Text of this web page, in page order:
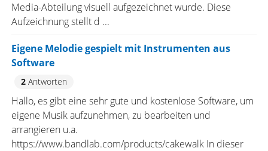
Media-Abteilung visuell aufgezeichnet wurde. Diese
Aufzeichnung stellt d ...
Eigene Melodie gespielt mit Instrumenten aus
Software
2Antworten
Hallo, es gibt eine sehr gute und kostenlose Software, um
eigene Musik aufzunehmen, zu bearbeiten und
arrangieren u.a.
https://www.bandlab.com/products/cakewalk In dieser